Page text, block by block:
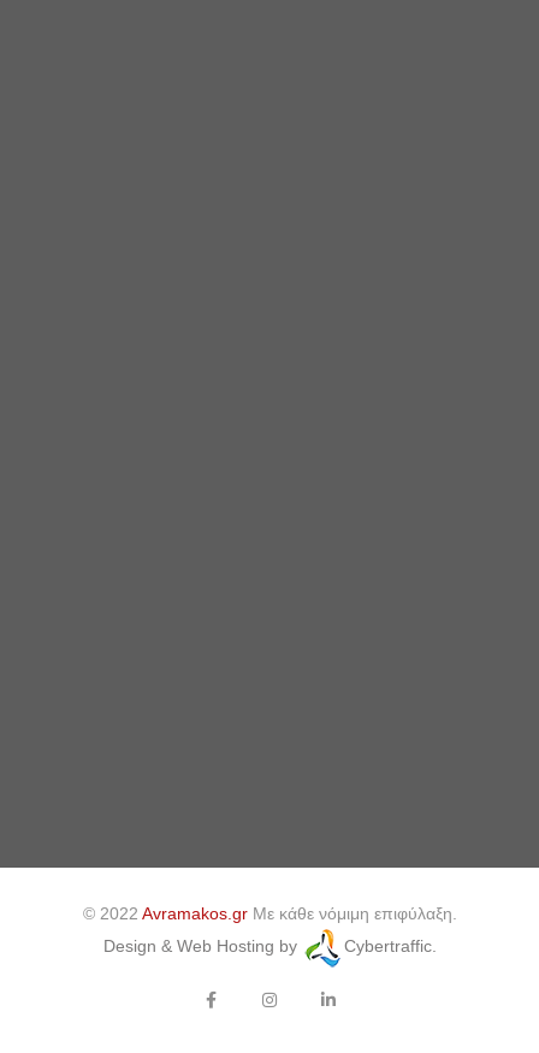
© 2022 Avramakos.grΜε κάθε νόμιμη επιφύλαξη.
Design & Web Hosting by
Cybertraffic.